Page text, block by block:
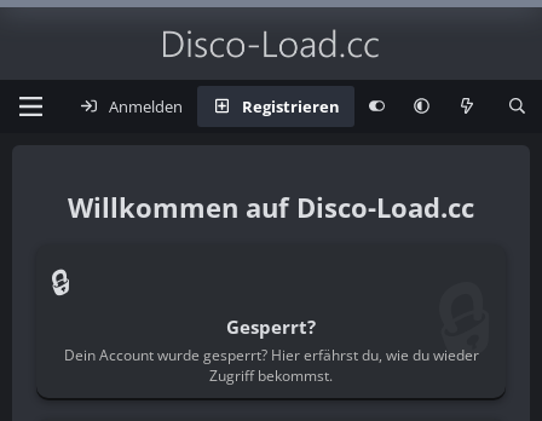
Anmelden Registrieren
Disco-Load.cc
🔒
Gesperrt?
Dein Account wurde gesperrt? Hier erfährst du, wie du wieder
Zugriff bekommst.
🔒